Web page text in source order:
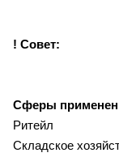
! Совет:
Сферы
Ритейл
Складское